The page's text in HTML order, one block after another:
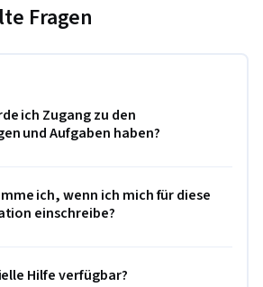
Fragen
ich Zugang zu den
und Aufgaben haben?
ich, wenn ich mich für diese
einschreibe?
Hilfe verfügbar?